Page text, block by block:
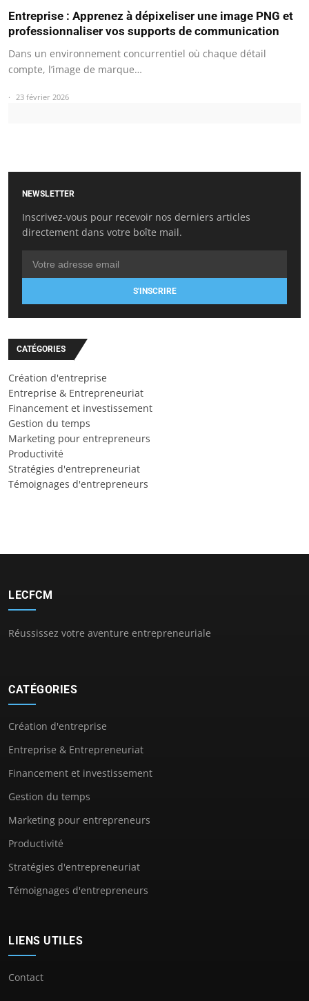
Entreprise : Apprenez à dépixeliser une image PNG et
professionnaliser vos supports de communication
Dans un environnement concurrentiel où chaque détail
compte, l’image de marque…
23 février 2026
NEWSLETTER
Inscrivez-vous pour recevoir nos derniers articles
directement dans votre boîte mail.
S'INSCRIRE
CATÉGORIES
Création d'entreprise
Entreprise & Entrepreneuriat
Financement et investissement
Gestion du temps
Marketing pour entrepreneurs
Productivité
Stratégies d'entrepreneuriat
Témoignages d'entrepreneurs
LECFCM
Réussissez votre aventure entrepreneuriale
CATÉGORIES
Création d'entreprise
Entreprise & Entrepreneuriat
Financement et investissement
Gestion du temps
Marketing pour entrepreneurs
Productivité
Stratégies d'entrepreneuriat
Témoignages d'entrepreneurs
LIENS UTILES
Contact